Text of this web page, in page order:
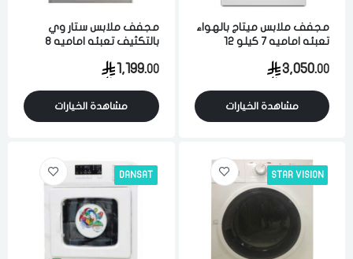
مجفف ملابس ميتاج بالهواء
تعبئه اماميه 7 كيلو 12
3,050.00
مشاهدة الخيارات
مجفف ملابس ستار وي
بالتكثيف تعبئه اماميه 8
1,199.00
مشاهدة الخيارات
STAR VISION
DANSAT